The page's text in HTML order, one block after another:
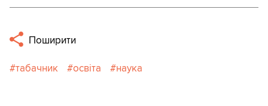
Поширити
табачник освіта наука